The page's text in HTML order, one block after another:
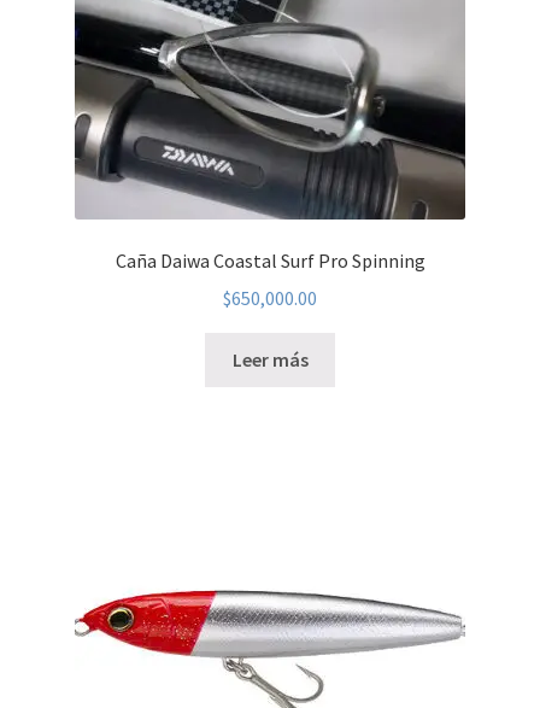
Caña Daiwa Coastal Surf Pro Spinning
$650,000.00
Leer más